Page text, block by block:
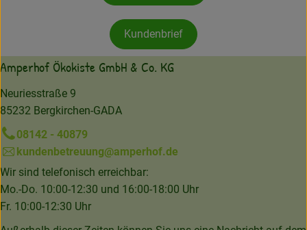
Kundenbrief
Amperhof Ökokiste GmbH & Co. KG
Neuriesstraße 9
85232 Bergkirchen-GADA
08142 - 40879
kundenbetreuung@amperhof.de
Wir sind telefonisch erreichbar:
Mo.-Do. 10:00-12:30 und 16:00-18:00 Uhr
Fr. 10:00-12:30 Uhr